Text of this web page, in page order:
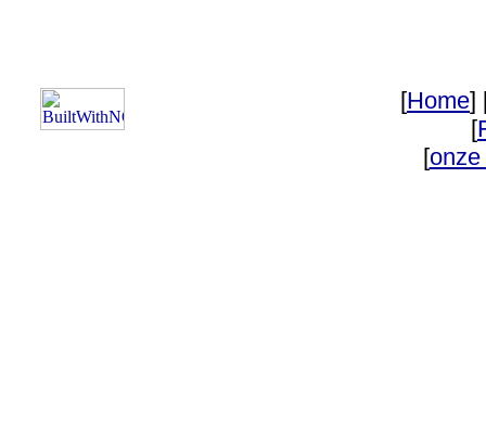
[Home]
[
[onze